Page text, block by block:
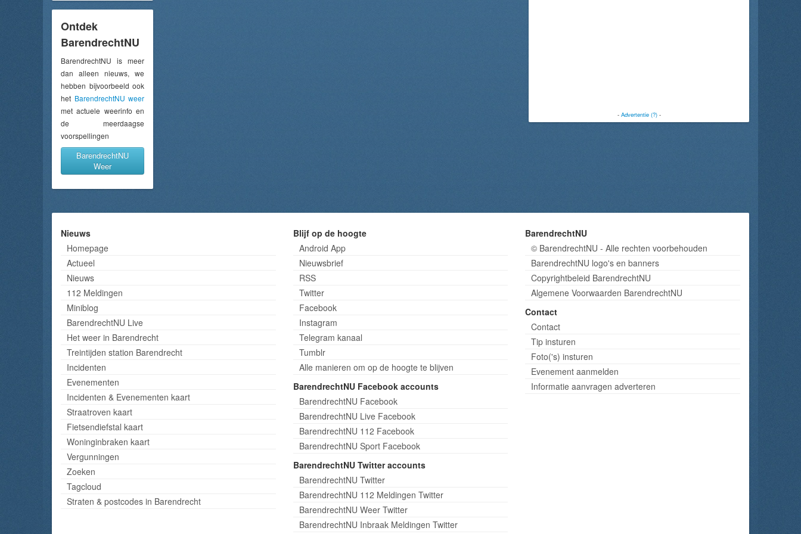
Ontdek
BarendrechtNU
BarendrechtNU is meer
dan alleen nieuws, we
hebben bijvoorbeeld ook
het BarendrechtNU weer
met actuele weerinfo en
de meerdaagse
voorspellingen
BarendrechtNU
Weer
- Advertentie (?)-
Nieuws
Homepage
Actueel
Nieuws
112 Meldingen
Miniblog
BarendrechtNU Live
Het weer in Barendrecht
Treintijden station Barendrecht
Incidenten
Evenementen
Incidenten & Evenementen kaart
Straatroven kaart
Fietsendiefstal kaart
Woninginbraken kaart
Vergunningen
Zoeken
Tagcloud
Straten & postcodes in Barendrecht
Blijf op de hoogte
Android App
Nieuwsbrief
RSS
Twitter
Facebook
Instagram
Telegram kanaal
Tumblr
Alle manieren om op de hoogte te blijven
BarendrechtNU Facebook accounts
BarendrechtNU Facebook
BarendrechtNU Live Facebook
BarendrechtNU 112 Facebook
BarendrechtNU Sport Facebook
BarendrechtNU Twitter accounts
BarendrechtNU Twitter
BarendrechtNU 112 Meldingen Twitter
BarendrechtNU Weer Twitter
BarendrechtNU Inbraak Meldingen Twitter
BarendrechtNU
© BarendrechtNU - Alle rechten voorbehouden
BarendrechtNU logo's en banners
Copyrightbeleid BarendrechtNU
Algemene Voorwaarden BarendrechtNU
Contact
Contact
Tip insturen
Foto('s) insturen
Evenement aanmelden
Informatie aanvragen adverteren